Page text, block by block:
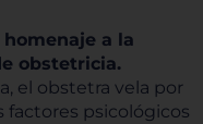
homenaje a la
obstetricia.
el obstetra vela por
factores psicológicos